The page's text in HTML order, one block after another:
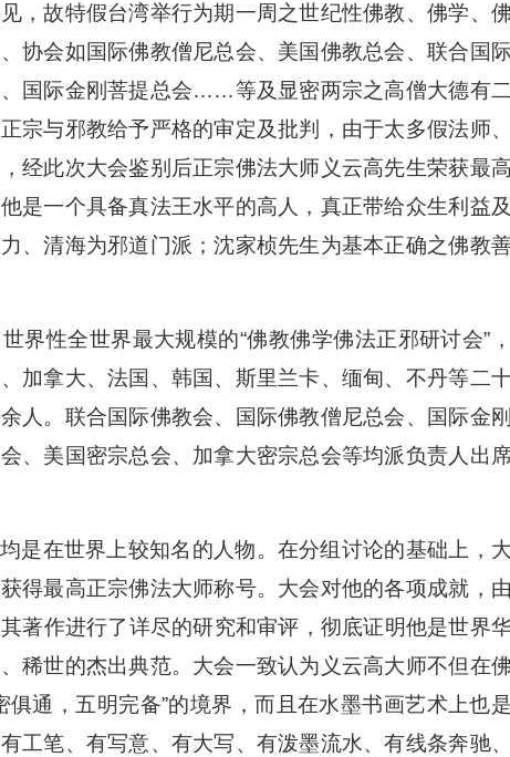
，故特假台湾举行为期一周之世纪性佛教、佛学、佛
协会如国际佛教僧尼总会、美国佛教总会、联合国
国际金刚菩提总会……等及显密两宗之高僧大德有二
宗与邪教给予严格的审定及批判，由于太多假法师、
经此次大会鉴别后正宗佛法大师义云高先生荣获最高
是一个具备真法王水平的高人，真正带给众生利益及
、清海为邪道门派；沈家桢先生为基本正确之佛教
界性全世界最大规模的“佛教佛学佛法正邪研讨会”，
加拿大、法国、韩国、斯里兰卡、缅甸、不丹等二
人。联合国际佛教会、国际佛教僧尼总会、国际金刚
、美国密宗总会、加拿大密宗总会等均派负责人出
是在世界上较知名的人物。在分组讨论的基础上，大
得最高正宗佛法大师称号。大会对他的各项成就，由
著作进行了详尽的研究和审评，彻底证明他是世界
稀世的杰出典范。大会一致认为义云高大师不但在佛
通，五明完备”的境界，而且在水墨书画艺术上也是
工笔、有写意、有大写、有泼墨流水、有线条奔驰、